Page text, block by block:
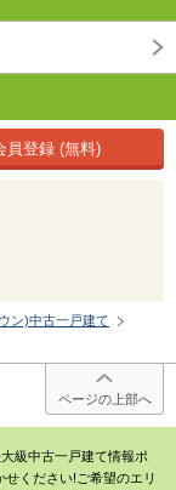
員登録 (無料)
ン)中古一戸建て
ページの上部へ
級中古一戸建て情報ポ
ください!ご希望のエリ